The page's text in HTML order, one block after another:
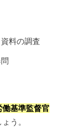
料の調査
働基準監督官
う。